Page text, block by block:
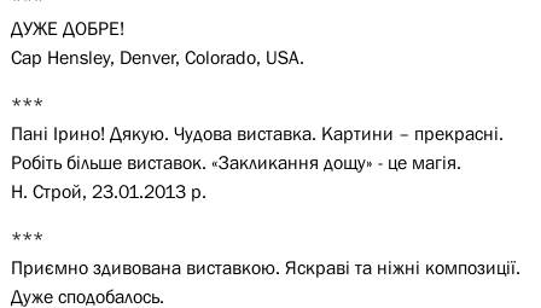
ДУЖЕ ДОБРЕ!
Cap Hensley, Denver, Colorado, USA.
***
Пані Ірино! Дякую. Чудова виставка. Картини – прекрасні.
Робіть більше виставок. «Закликання дощу» - це магія.
Н. Строй, 23.01.2013 р.
***
Приємно здивована виставкою. Яскраві та ніжні композиції.
Дуже сподобалось.